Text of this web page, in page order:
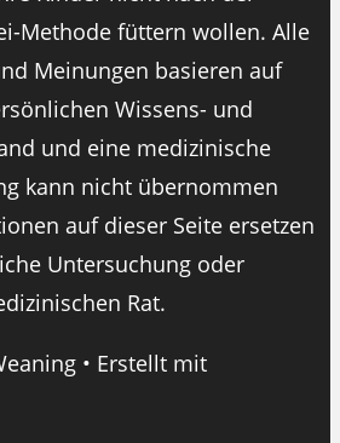
Methode füttern wollen. Alle
Meinungen basieren auf
Wissens- und
und eine medizinische
kann nicht übernommen
auf dieser Seite ersetzen
Untersuchung oder
Rat.
• Erstellt mit